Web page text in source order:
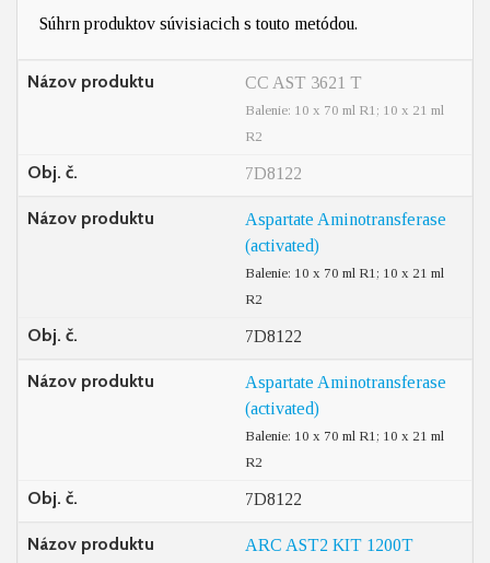
Súhrn produktov súvisiacich s touto metódou.
Názov produktu CC AST 3621 T
Balenie: 10 x 70 ml R1; 10 x 21 ml
R2
Obj. č. 7D8122
Názov produktu
Aspartate Aminotransferase
(activated)
Balenie: 10 x 70 ml R1; 10 x 21 ml
R2
Obj. č. 7D8122
Názov produktu
Aspartate Aminotransferase
(activated)
Balenie: 10 x 70 ml R1; 10 x 21 ml
R2
Obj. č. 7D8122
Názov produktu ARC AST2 KIT 1200T